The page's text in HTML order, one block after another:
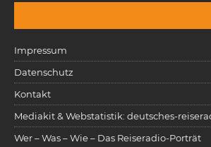
Impressum
Datenschutz
Kontakt
Mediakit & Webstatistik: deutsches-
Wer – Was – Wie – Das Reiseradio-Porträt